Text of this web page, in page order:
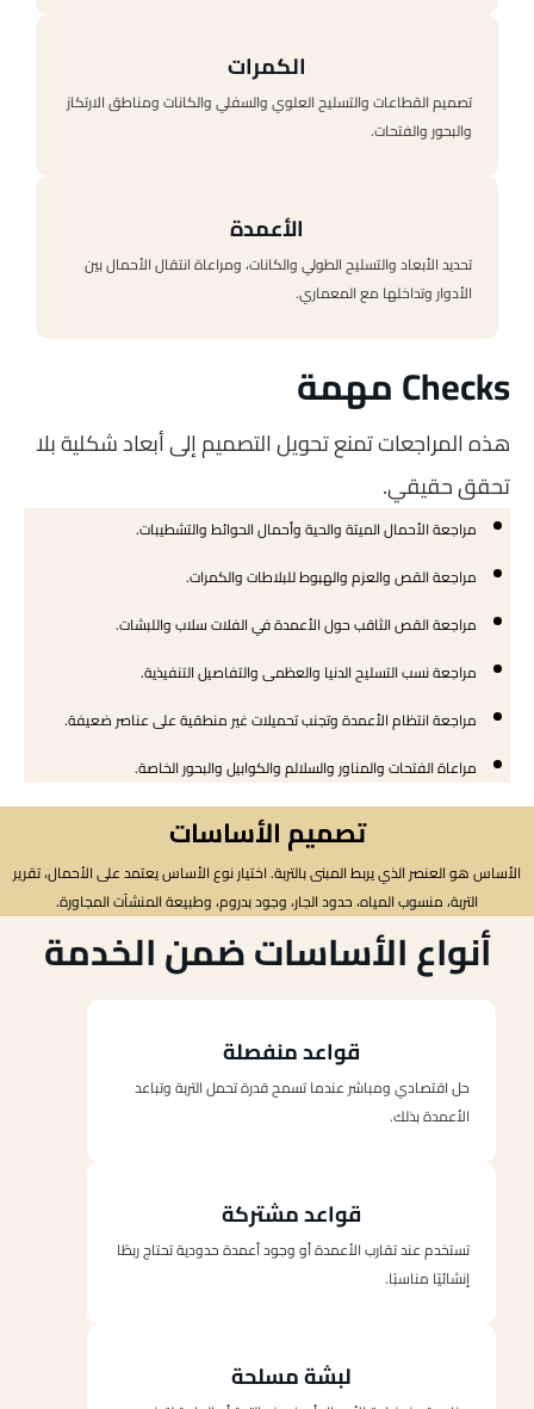
الكمرات
تصميم القطاعات والتسليح العلوي والسفلي والكانات ومناطق الارتكاز
والبحور والفتحات.
الأعمدة
تحديد الأبعاد والتسليح الطولي والكانات، ومراعاة انتقال الأحمال بين
الأدوار وتداخلها مع المعماري.
Checks مهمة
هذه المراجعات تمنع تحويل التصميم إلى أبعاد شكلية بلا
تحقق حقيقي.
مراجعة الأحمال الميتة والحية وأحمال الحوائط والتشطيبات.
مراجعة القص والعزم والهبوط للبلاطات والكمرات.
مراجعة القص الثاقب حول الأعمدة في الفلات سلاب واللبشات.
مراجعة نسب التسليح الدنيا والعظمى والتفاصيل التنفيذية.
مراجعة انتظام الأعمدة وتجنب تحميلات غير منطقية على عناصر ضعيفة.
مراعاة الفتحات والمناور والسلالم والكوابيل والبحور الخاصة.
تصميم الأساسات
الأساس هو العنصر الذي يربط المبنى بالتربة. اختيار نوع الأساس يعتمد على الأحمال، تقرير
التربة، منسوب المياه، حدود الجار، وجود بدروم، وطبيعة المنشآت المجاورة.
أنواع الأساسات ضمن الخدمة
قواعد منفصلة
حل اقتصادي ومباشر عندما تسمح قدرة تحمل التربة وتباعد
الأعمدة بذلك.
قواعد مشتركة
تستخدم عند تقارب الأعمدة أو وجود أعمدة حدودية تحتاج ربطًا
إنشائيًا مناسبًا.
لبشة مسلحة